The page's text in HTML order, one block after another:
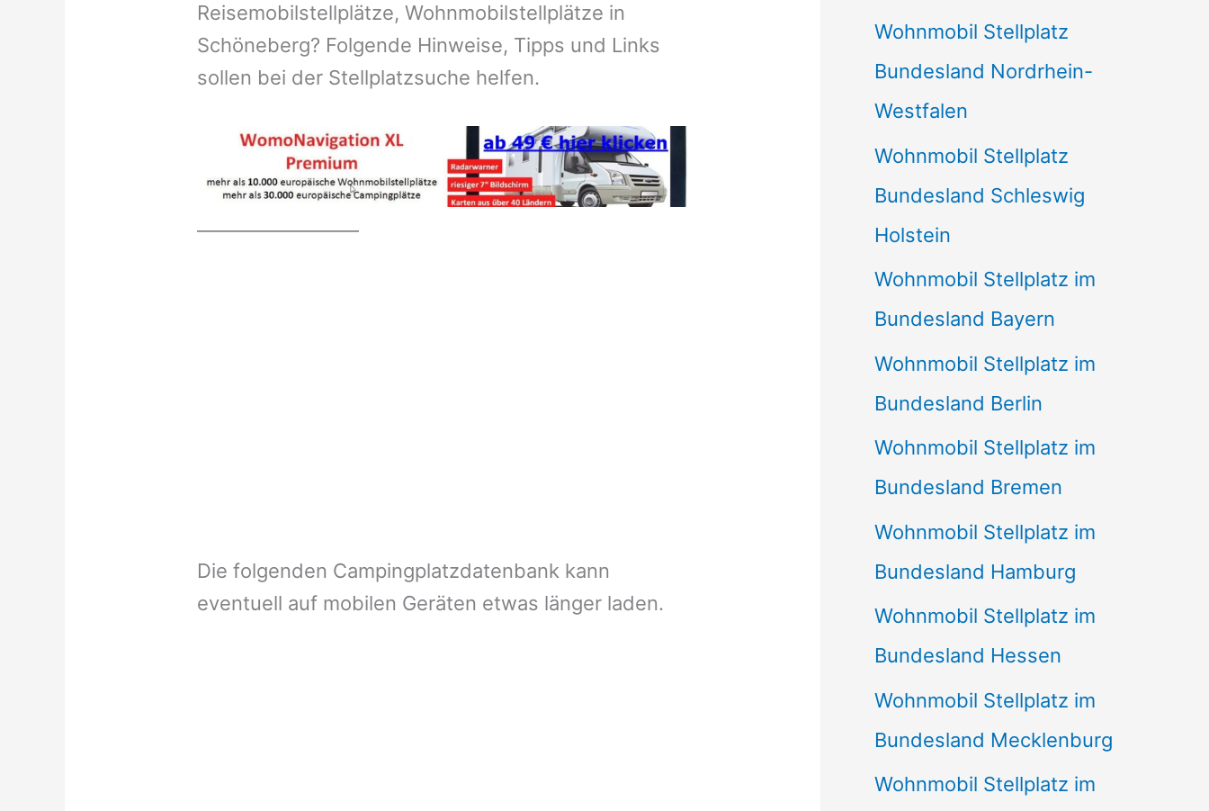
Reisemobilstellplätze, Wohnmobilstellplätze in
Schöneberg? Folgende Hinweise, Tipps und Links
sollen bei der Stellplatzsuche helfen.
Die folgenden Campingplatzdatenbank kann
eventuell auf mobilen Geräten etwas länger laden.
n
a
c
h
:
Wohnmobil Stellplatz
Bundesland Nordrhein-
Westfalen
Wohnmobil Stellplatz
Bundesland Schleswig
Holstein
Wohnmobil Stellplatz im
Bundesland Bayern
Wohnmobil Stellplatz im
Bundesland Berlin
Wohnmobil Stellplatz im
Bundesland Bremen
Wohnmobil Stellplatz im
Bundesland Hamburg
Wohnmobil Stellplatz im
Bundesland Hessen
Wohnmobil Stellplatz im
Bundesland Mecklenburg
Wohnmobil Stellplatz im